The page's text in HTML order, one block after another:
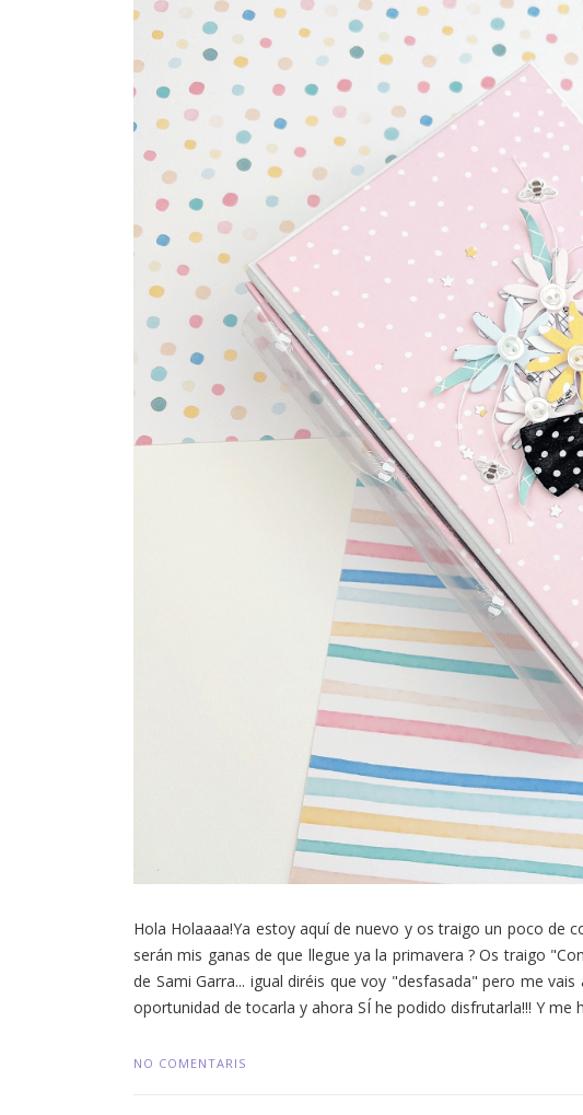
Hola Holaaaa!Ya estoy aquí de nuevo y os traigo un poco de
serán mis ganas de que llegue ya la primavera ? Os traigo
de Sami Garra... igual diréis que voy "desfasada" pero me
oportunidad de tocarla y ahora SÍ he podido disfrutarla!!! Y me
NO COMENTARIS